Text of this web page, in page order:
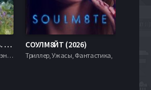
Последний богатырь. Колобок (2026)
Комедия, Приключения, Фэнтези,
СОУЛМ8ЙТ (2026)
Триллер, Ужасы, Фантастика,